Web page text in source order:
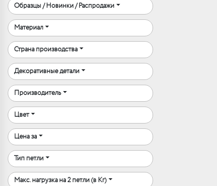
Образцы / Новинки / Распродажи
Материал
Страна производства
Декоративные детали
Производитель
Цвет
Цена за
Тип петли
Макс. нагрузка на 2 петли (в Кг)